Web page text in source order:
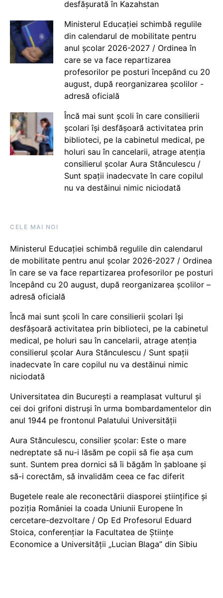
desfășurată în Kazahstan
Ministerul Educației schimbă regulile
din calendarul de mobilitate pentru
anul școlar 2026-2027 / Ordinea în
care se va face repartizarea
profesorilor pe posturi începând cu 20
august, după reorganizarea școlilor -
adresă oficială
Încă mai sunt școli în care consilierii
școlari își desfășoară activitatea prin
biblioteci, pe la cabinetul medical, pe
holuri sau în cancelarii, atrage atenția
consilierul școlar Aura Stănculescu /
Sunt spații inadecvate în care copilul
nu va destăinui nimic niciodată
CELE MAI NOI
Ministerul Educației schimbă regulile din calendarul
de mobilitate pentru anul școlar 2026-2027 / Ordinea
în care se va face repartizarea profesorilor pe posturi
începând cu 20 august, după reorganizarea școlilor –
adresă oficială
Încă mai sunt școli în care consilierii școlari își
desfășoară activitatea prin biblioteci, pe la cabinetul
medical, pe holuri sau în cancelarii, atrage atenția
consilierul școlar Aura Stănculescu / Sunt spații
inadecvate în care copilul nu va destăinui nimic
niciodată
Universitatea din București a reamplasat vulturul și
cei doi grifoni distruși în urma bombardamentelor din
anul 1944 pe frontonul Palatului Universității
Aura Stănculescu, consilier școlar: Este o mare
nedreptate să nu-i lăsăm pe copii să fie așa cum
sunt. Suntem prea dornici să îi băgăm în șabloane și
să-i corectăm, să invalidăm ceea ce fac diferit
Bugetele reale ale reconectării diasporei științifice și
poziția României la coada Uniunii Europene în
cercetare-dezvoltare / Op Ed Profesorul Eduard
Stoica, conferențiar la Facultatea de Științe
Economice a Universității „Lucian Blaga” din Sibiu